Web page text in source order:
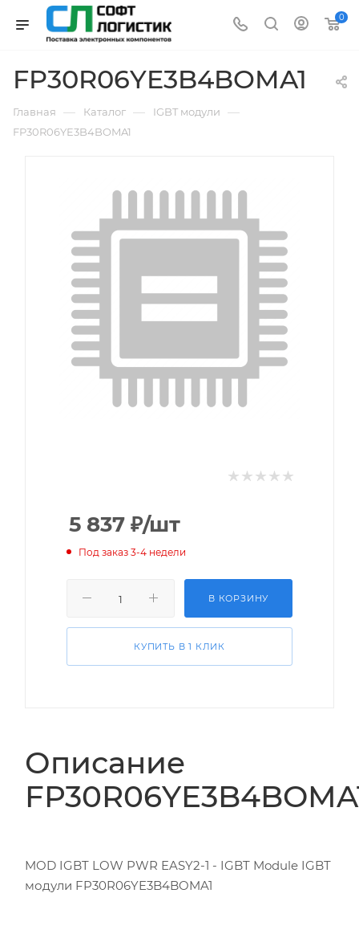
0
FP30R06YE3B4BOMA1
Главная — Каталог — IGBT модули —
FP30R06YE3B4BOMA1
5 837₽/шт
Под заказ 3-4 недели
В КОРЗИНУ
КУПИТЬ В 1 КЛИК
Описание
MOD IGBT LOW PWR EASY2-1 - IGBT Module IGBT
модули FP30R06YE3B4BOMA1